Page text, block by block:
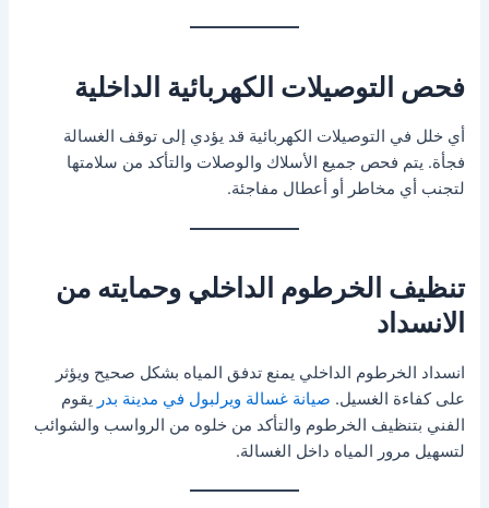
فحص التوصيلات الكهربائية الداخلية
أي خلل في التوصيلات الكهربائية قد يؤدي إلى توقف الغسالة
فجأة. يتم فحص جميع الأسلاك والوصلات والتأكد من سلامتها
لتجنب أي مخاطر أو أعطال مفاجئة.
تنظيف الخرطوم الداخلي وحمايته من
الانسداد
انسداد الخرطوم الداخلي يمنع تدفق المياه بشكل صحيح ويؤثر
على كفاءة الغسيل. صيانة غسالة ويرلبول في مدينة بدر يقوم
الفني بتنظيف الخرطوم والتأكد من خلوه من الرواسب والشوائب
لتسهيل مرور المياه داخل الغسالة.